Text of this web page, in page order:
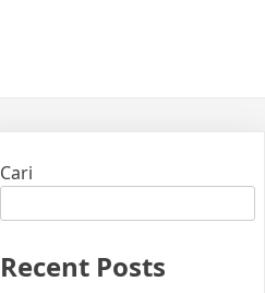
Cari
Recent Posts